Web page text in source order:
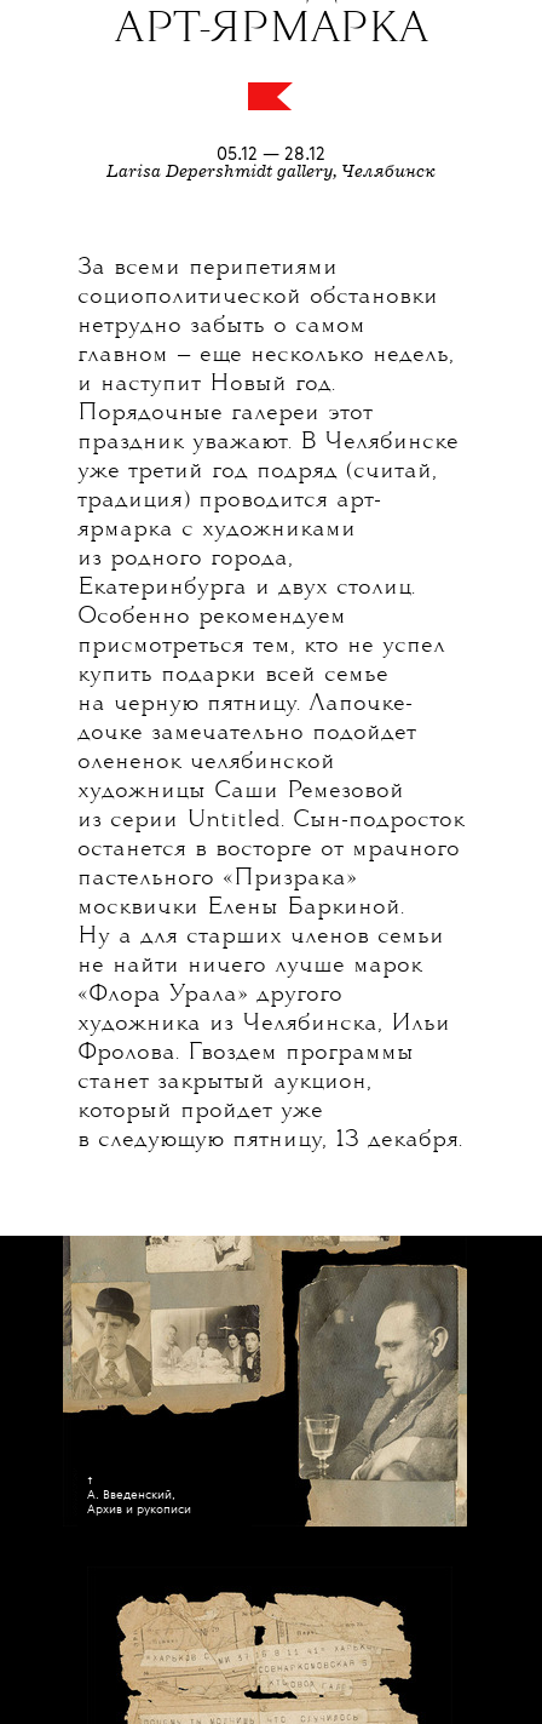
АРТ-ЯРМАРКА
05.12 — 28.12
Larisa Depershmidt gallery, Челябинск
За всеми перипетиями
социополитической обстановки
нетрудно забыть о самом
главном — еще несколько недель,
и наступит Новый год.
Порядочные галереи этот
праздник уважают. В Челябинске
уже третий год подряд (считай,
традиция) проводится арт-
ярмарка с художниками
из родного города,
Екатеринбурга и двух столиц.
Особенно рекомендуем
присмотреться тем, кто не успел
купить подарки всей семье
на черную пятницу. Лапочке-
дочке замечательно подойдет
олененок челябинской
художницы Саши Ремезовой
из серии Untitled. Сын-подросток
останется в восторге от мрачного
пастельного «Призрака»
москвички Елены Баркиной.
Ну а для старших членов семьи
не найти ничего лучше марок
«Флора Урала» другого
художника из Челябинска, Ильи
Фролова. Гвоздем программы
станет закрытый аукцион,
который пройдет уже
в следующую пятницу, 13 декабря.
↑
А. Введенский,
Архив и рукописи